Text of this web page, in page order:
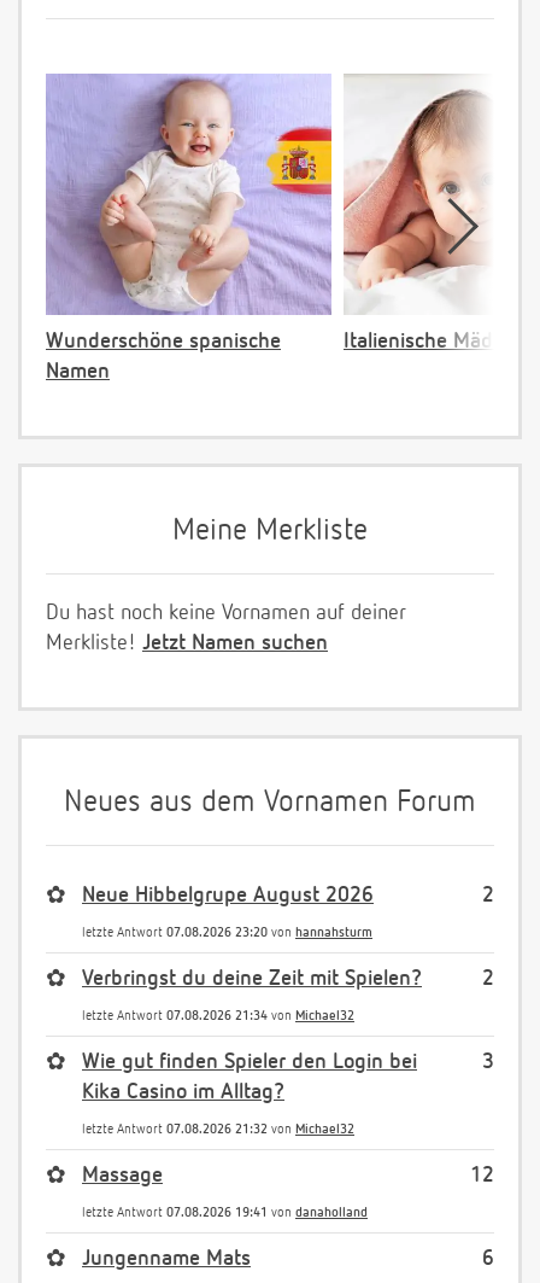
Wunderschöne spanische
Namen
Italienische
Meine Merkliste
Du hast noch keine Vornamen auf deiner
Merkliste! Jetzt Namen suchen
Neues aus dem Vornamen Forum
2
✿ Neue Hibbelgrupe August 2026
letzte Antwort 07.08.2026 23:20 von hannahsturm
2
✿ Verbringst du deine Zeit mit Spielen?
letzte Antwort 07.08.2026 21:34 von Michael32
3
✿
Wie gut finden Spieler den Login bei
Kika Casino im Alltag?
letzte Antwort 07.08.2026 21:32 von Michael32
12
✿ Massage
letzte Antwort 07.08.2026 19:41 von danaholland
6
✿ Jungenname Mats